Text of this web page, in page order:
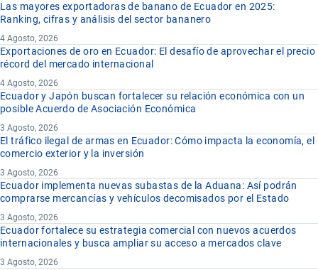
Las mayores exportadoras de banano de Ecuador en 2025:
Ranking, cifras y análisis del sector bananero
4 Agosto, 2026
Exportaciones de oro en Ecuador: El desafío de aprovechar el precio
récord del mercado internacional
4 Agosto, 2026
Ecuador y Japón buscan fortalecer su relación económica con un
posible Acuerdo de Asociación Económica
3 Agosto, 2026
El tráfico ilegal de armas en Ecuador: Cómo impacta la economía, el
comercio exterior y la inversión
3 Agosto, 2026
Ecuador implementa nuevas subastas de la Aduana: Así podrán
comprarse mercancías y vehículos decomisados por el Estado
3 Agosto, 2026
Ecuador fortalece su estrategia comercial con nuevos acuerdos
internacionales y busca ampliar su acceso a mercados clave
3 Agosto, 2026